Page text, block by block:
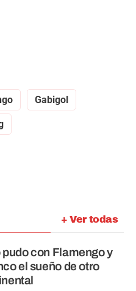
Gabigol
+ Ver todas
con Flamengo y
el sueño de otro